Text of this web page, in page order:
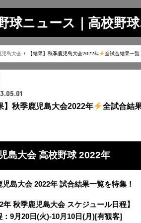
球ニュース｜高校野
児島大会 【結果】秋季鹿児島大会2022年 全試合結果一覧
】秋季鹿児島大会2022年 全試合結
島大会 高校野球 2022年
児島大会 2022年 試合結果一覧を特集！
年 秋季鹿児島大会 スケジュール日程】
：9月20日(火)-10月10日(月)[有観客]